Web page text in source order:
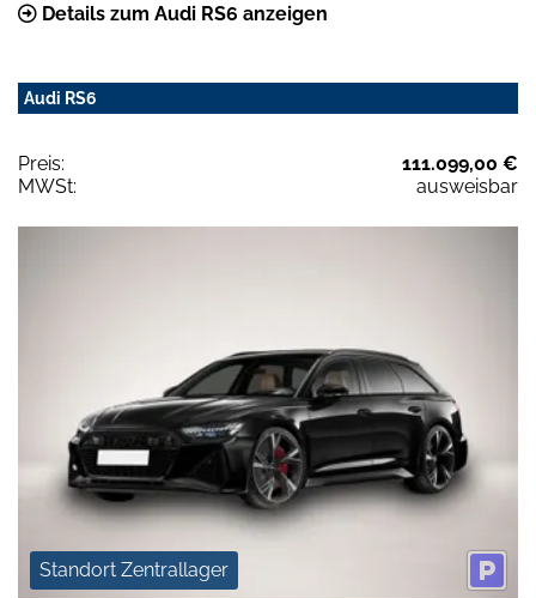
Details zum Audi RS6 anzeigen
Audi RS6
Preis:
111.099,00 €
MWSt:
ausweisbar
Standort Zentrallager